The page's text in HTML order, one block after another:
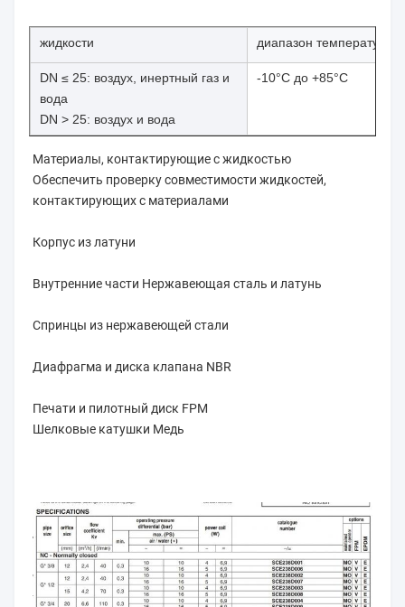
жидкости диапазон температуры
DN ≤ 25: воздух, инертный газ и
вода
DN > 25: воздух и вода
-10°C до +85°C
Материалы, контактирующие с жидкостью
Обеспечить проверку совместимости жидкостей,
контактирующих с материалами
Корпус из латуни
Внутренние части Нержавеющая сталь и латунь
Спринцы из нержавеющей стали
Диафрагма и диска клапана NBR
Печати и пилотный диск FPM
Шелковые катушки Медь